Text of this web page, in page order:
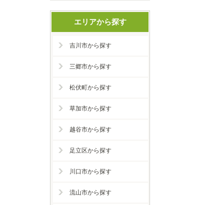
エリアから探す
吉川市から探す
三郷市から探す
松伏町から探す
草加市から探す
越谷市から探す
足立区から探す
川口市から探す
流山市から探す